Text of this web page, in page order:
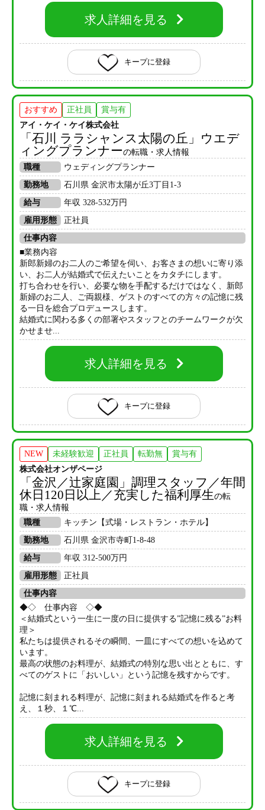
求人詳細を見る
キープに登録
おすすめ 正社員
賞与有
アイ・ケイ・ケイ株式会社
「石川 ララシャンス太陽の丘」ウエデ
ィングプランナーの転職・求人情報
職種
ウェディングプランナー
勤務地
石川県 金沢市太陽が丘3丁目1-3
給与
年収 328-532万円
雇用形態
正社員
仕事内容
■業務内容
新郎新婦のお二人のご希望を伺い、お客さまの想いに寄り添
い、お二人が結婚式で伝えたいことをカタチにします。
打ち合わせを行い、必要な物を手配するだけではなく、新郎
新婦のお二人、ご両親様、ゲストのすべての方々の記憶に残
る一日を総合プロデュースします。
結婚式に関わる多くの部署やスタッフとのチームワークが欠
かせませ...
求人詳細を見る
キープに登録
NEW 未経験歓迎 正社員 転勤無
賞与有
株式会社オンザページ
「金沢／辻家庭園」調理スタッフ／年間
休日120日以上／充実した福利厚生の転
職・求人情報
職種
キッチン【式場・レストラン・ホテル】
勤務地
石川県 金沢市寺町1-8-48
給与
年収 312-500万円
雇用形態
正社員
仕事内容
◆◇ 仕事内容 ◇◆
＜結婚式という一生に一度の日に提供する”記憶に残る”お料
理＞
私たちは提供されるその瞬間、一皿にすべての想いを込めて
います。
最高の状態のお料理が、結婚式の特別な思い出とともに、す
べてのゲストに「おいしい」という記憶を残すからです。
記憶に刻まれる料理が、記憶に刻まれる結婚式を作ると考
え、１秒、１℃...
求人詳細を見る
キープに登録